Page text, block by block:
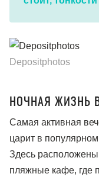
Depositphotos
НОЧНАЯ ЖИЗНЬ
Самая активная
царит в
Здесь
пляжные кафе, где